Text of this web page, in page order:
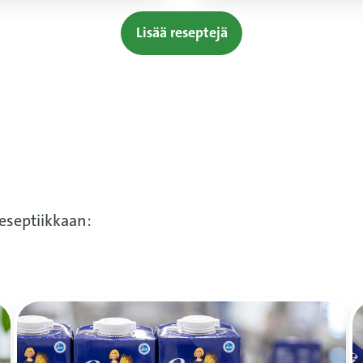
Lisää reseptejä